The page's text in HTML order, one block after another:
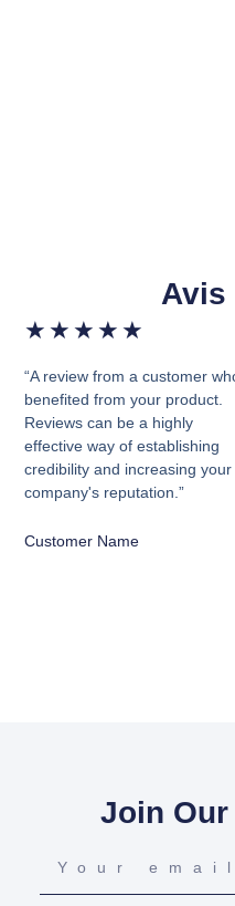
Avis
★ ★ ★ ★ ★
“A review from a customer
benefited from your product.
Reviews can be a highly
effective way of establishing
credibility and increasing your
company's reputation.”
Customer Name
Join